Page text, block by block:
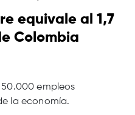
equivale al 1,7
Colombia
empleos
la economía.